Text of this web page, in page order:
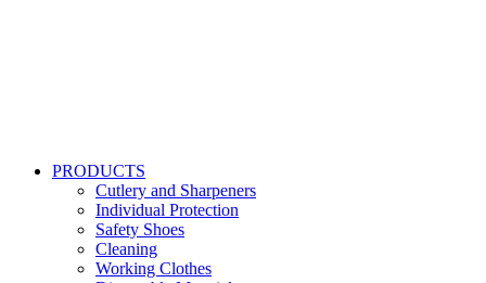
PRODUCTS
Cutlery and Sharpeners
Individual Protection
Safety Shoes
Cleaning
Working Clothes